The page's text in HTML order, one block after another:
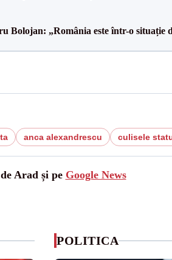
Bolojan: „România este într-o situație
anca alexandrescu culisele
Arad și pe Google News
POLITICA